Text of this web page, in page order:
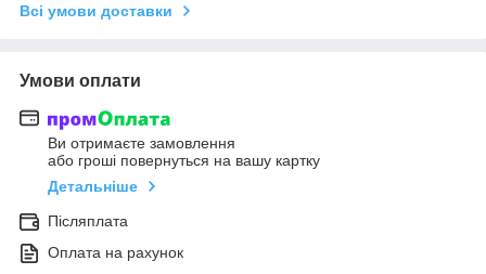
Всі умови доставки
Умови оплати
Ви отримаєте замовлення
або гроші повернуться на вашу картку
Детальніше
Післяплата
Оплата на рахунок